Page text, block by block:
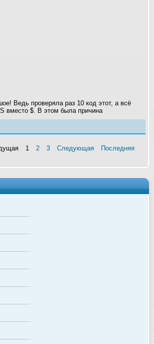
Ведь проверяла раз 10 код этот, а всё
вместо $. В этом была причина
1 2 3 Следующая Последняя